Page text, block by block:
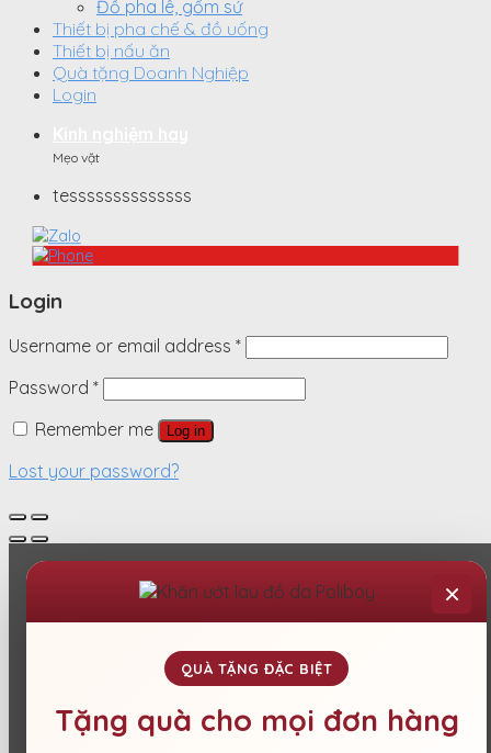
Đồ pha lê, gốm sứ
Thiết bị pha chế & đồ uống
Thiết bị nấu ăn
Quà tặng Doanh Nghiệp
Login
Mẹo vặt
tessssssssssssss
Login
Username or email address *
Password *
Remember me
Log in
Lost your password?
×
QUÀ TẶNG ĐẶC BIỆT
Tặng quà cho mọi đơn hàng